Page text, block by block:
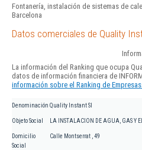
Fontanería, instalación de sistemas de
Barcelona
Datos comerciales de Quality
La información del Ranking que ocupa
datos de información financiera de
información sobre el Ranking de
Denominación Quality Instant Sl
Objeto Social LA INSTALACION DE AGUA, GAS Y
Domicilio
Social
Calle Montserrat , 49